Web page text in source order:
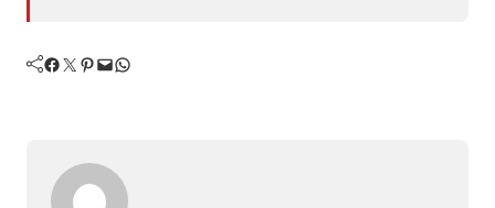
Facebook Twitter Pinterest Mail WhatsApp